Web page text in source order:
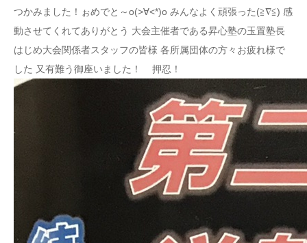
つかみました！ぉめでと～o(>∀<*)o みんなよく頑張った(≧∇≦) 感
動させてくれてありがとう 大会主催者である昇心塾の玉置塾長
はじめ大会関係者スタッフの皆様 各所属団体の方々お疲れ様で
した 又有難う御座いました！ 押忍！